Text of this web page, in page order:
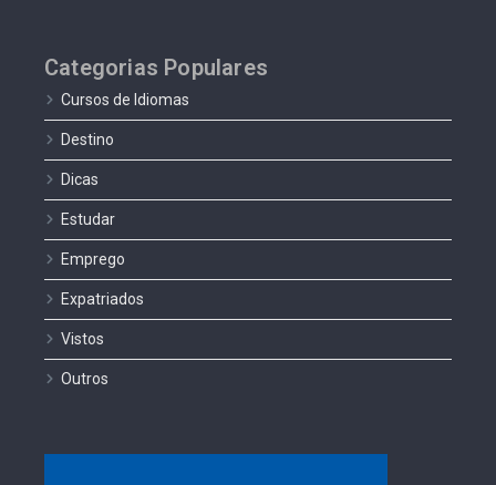
Categorias Populares
Cursos de Idiomas
Destino
Dicas
Estudar
Emprego
Expatriados
Vistos
Outros